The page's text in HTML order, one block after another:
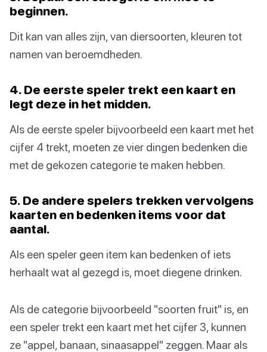
beginnen.
Dit kan van alles zijn, van diersoorten, kleuren tot
namen van beroemdheden.
4. De eerste speler trekt een kaart en
legt deze in het midden.
Als de eerste speler bijvoorbeeld een kaart met het
cijfer 4 trekt, moeten ze vier dingen bedenken die
met de gekozen categorie te maken hebben.
5. De andere spelers trekken vervolgens
kaarten en bedenken items voor dat
aantal.
Als een speler geen item kan bedenken of iets
herhaalt wat al gezegd is, moet diegene drinken.
Als de categorie bijvoorbeeld "soorten fruit" is, en
een speler trekt een kaart met het cijfer 3, kunnen
ze "appel, banaan, sinaasappel" zeggen. Maar als